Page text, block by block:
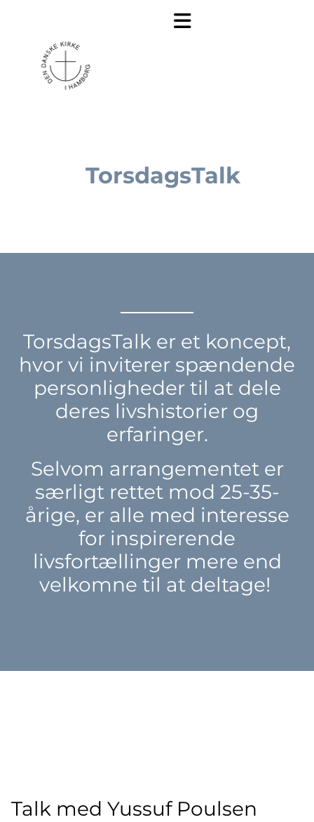
TorsdagsTalk
TorsdagsTalk er et koncept,
hvor vi inviterer spændende
personligheder til at dele
deres livshistorier og
erfaringer.
Selvom arrangementet er
særligt rettet mod 25-35-
årige, er alle med interesse
for inspirerende
livsfortællinger mere end
velkomne til at deltage!
Talk med Yussuf Poulsen